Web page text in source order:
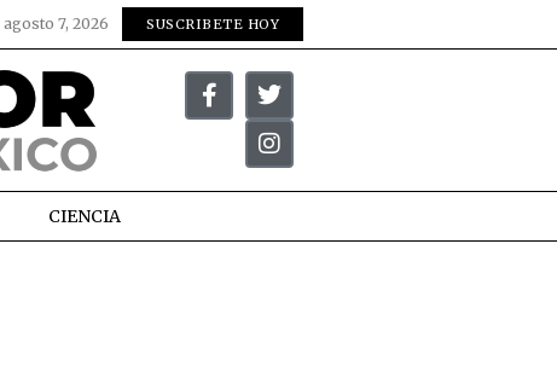
agosto 7, 2026 SUSCRIBETE HOY
CIENCIA